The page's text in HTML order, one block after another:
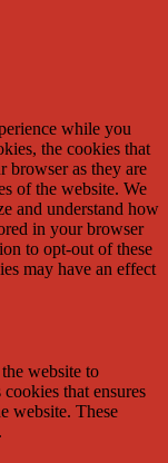
while you
the cookies that
browser as they are
of the website. We
and understand how
in your browser
to opt-out of these
may have an effect
website to
that ensures
website. These